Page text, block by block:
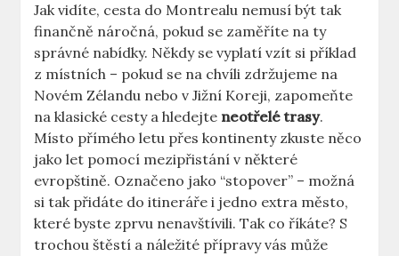
Jak vidíte, cesta do Montrealu nemusí být tak
finančně náročná, pokud se zaměříte na ty
správné nabídky. Někdy se vyplatí vzít si příklad
z místních – pokud se na chvíli zdržujeme na
Novém Zélandu nebo v Jižní Koreji, zapomeňte
na klasické cesty a hledejte neotřelé trasy.
Místo přímého letu přes kontinenty zkuste něco
jako let pomocí mezipřistání v některé
evropštině. Označeno jako “stopover” – možná
si tak přidáte do itineráře i jedno extra město,
které byste zprvu nenavštívili. Tak co říkáte? S
trochou štěstí a náležité přípravy vás může